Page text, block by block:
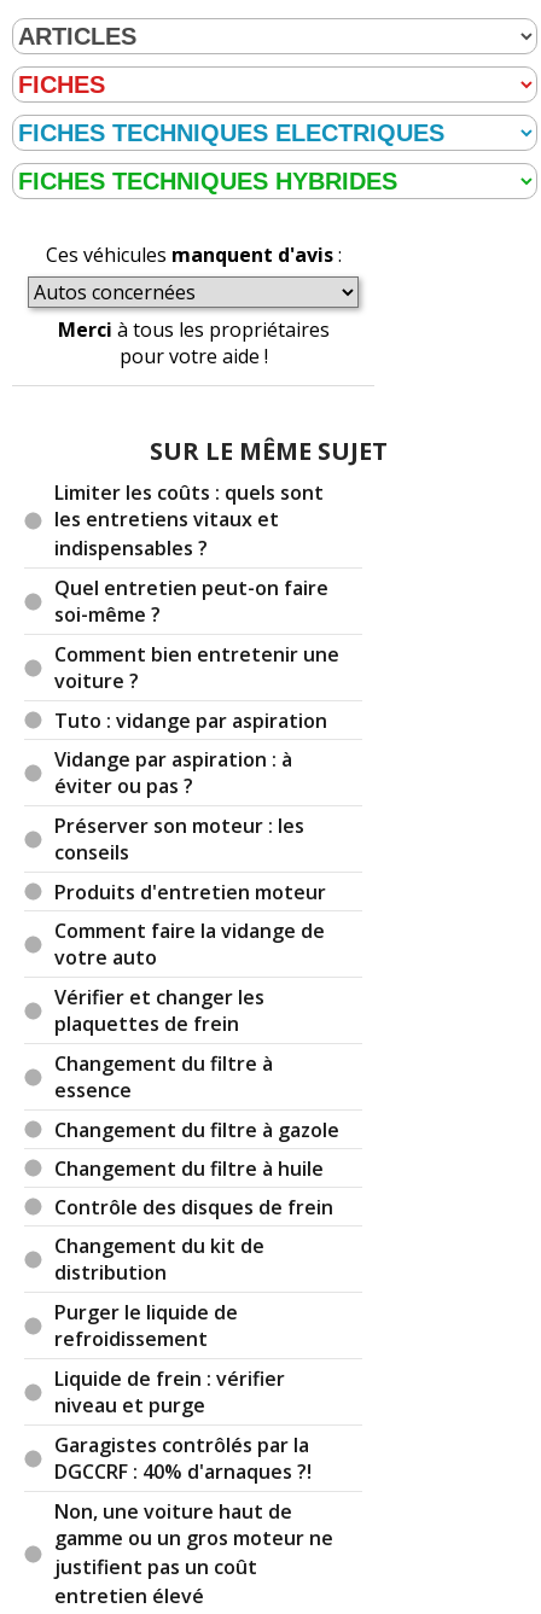
peut crevé l'illuminé ?
(Votre post sera visible sous le commentaire)
Par hoho(Date : 2012-11-04 20:44:17)
Ajouter plus de détail sur les matieres composant
un pneu de camion PL
Réagir à ce commentaire
(Votre post sera visible sous le commentaire)
Parsablibli94
Cest fait en quoi un pneus ? s'il vous plait j'ai
besoin de la reponse pour le vendredi 25 mai 2012
c'est pour un devoir noté !!!!!!!!!!!!!!!!
Il y a1réaction(s) sur ce commentaire :
Parporsche(2013-10-27 08:12:16) : Désolé, tout
le monde demande quelque chose, mais il y a trop
de personne. Un pneu est fait de gomme. Bon
exposé!!!!!!
Fait le dimanche 27 octobre 2013 à 08:12
Répond-moi merci!!!!! !!!!!!!!!! !!!
Réagir à ce commentaire
(Votre post sera visible sous le commentaire)
ParAnonyme
Merci pour les info'
Il y a 1réaction(s) sur ce commentaire :
Partominou1211
(2012-06-07 17:47:06) : faudrait
mettre les materiaux et leur fonction
Ces véhicules manquent d'avis:
Merci à tous les propriétaires
pour votre aide !
SUR LE MÊME SUJET
Limiter les coûts : quels sont
les entretiens vitaux et
indispensables ?
Quel entretien peut-on faire
soi-même ?
Comment bien entretenir une
voiture ?
Tuto : vidange par aspiration
Vidange par aspiration : à
éviter ou pas ?
Préserver son moteur : les
conseils
Produits d'entretien moteur
Comment faire la vidange de
votre auto
Vérifier et changer les
plaquettes de frein
Changement du filtre à
essence
Changement du filtre à gazole
Changement du filtre à huile
Contrôle des disques de frein
Changement du kit de
distribution
Purger le liquide de
refroidissement
Liquide de frein : vérifier
niveau et purge
Garagistes contrôlés par la
DGCCRF : 40% d'arnaques ?!
Non, une voiture haut de
gamme ou un gros moteur ne
justifient pas un coût
entretien élevé